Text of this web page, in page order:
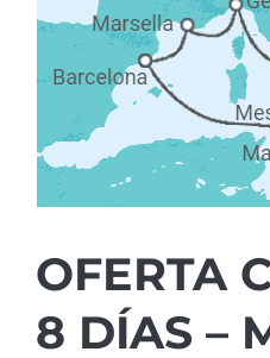
OFERTA
8 DÍAS –